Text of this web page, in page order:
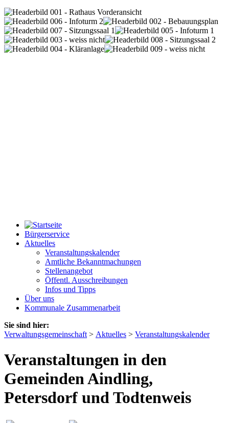
Bürgerservice
Aktuelles
Veranstaltungskalender
Amtliche Bekanntmachungen
Stellenangebot
Öffentl. Ausschreibungen
Infos und Tipps
Über uns
Kommunale Zusammenarbeit
Sie sind hier:
Verwaltungsgemeinschaft > Aktuelles > Veranstaltungskalender
Veranstaltungen in den
Gemeinden Aindling,
Petersdorf und Todtenweis